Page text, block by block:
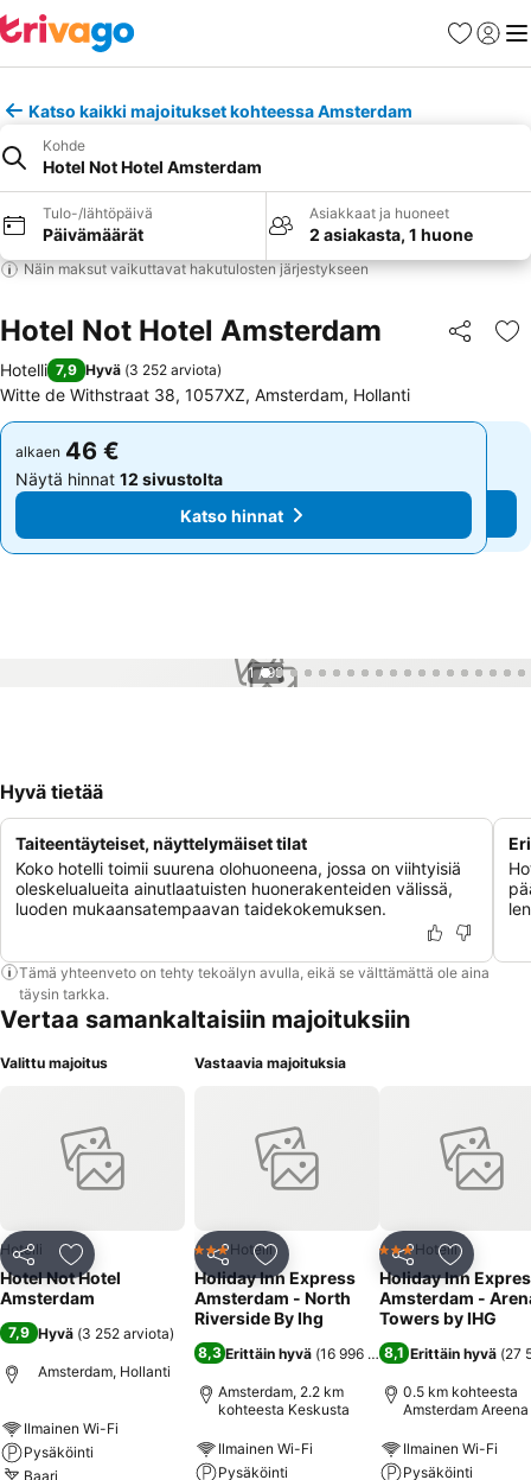
Suosikit
Katso kaikki majoitukset kohteessa Amsterdam
Kohde
Hotel Not Hotel Amsterdam
Tulo-/lähtöpäivä
Päivämäärät
Asiakkaat ja huoneet
2 asiakasta, 1 huone
Näin maksut vaikuttavat hakutulosten järjestykseen
Hotel Not Hotel Amsterdam Jaa
Hotelli 7,9 Hyvä (3 252 arviota)
Witte de Withstraat 38, 1057XZ, Amsterdam, Hollanti
alkaen 46 €
Näytä hinnat 12 sivustolta
Katso hinnat
alkaen 46 €
Näytä hinnat 12 sivustolta
Katso hinnat
1 / 99
Hyvä tietää
Taiteentäyteiset, näyttelymäiset tilat
Koko hotelli toimii suurena olohuoneena, jossa on viihtyisiä
oleskelualueita ainutlaatuisten huonerakenteiden välissä,
luoden mukaansatempaavan taidekokemuksen.
Tämä yhteenveto on tehty tekoälyn avulla, eikä se välttämättä ole aina
täysin tarkka.
Vertaa samankaltaisiin majoituksiin
Valittu majoitus
Jaa Lisää suosikkeihin
Hotelli
Hotel Not Hotel
Amsterdam
7,9 Hyvä (3 252 arviota)
Amsterdam, Hollanti
Ilmainen Wi-Fi
Pysäköinti
Baari
Vastaavia majoituksia
Jaa Lisää suosikkeihin
3 Tähtiluokitus
Hotelli
Holiday Inn Express
Amsterdam - North
Riverside By Ihg
8,3 Erittäin hyvä (16 996 arviota)
Amsterdam, 2.2 km
kohteesta Keskusta
Ilmainen Wi-Fi
Pysäköinti
Jaa Lisää
3 Tähtiluokitus
Hotelli
Holiday Inn
Amsterdam -
Towers by IHG
8,1 Erittäin hyvä (27
0.5 km kohteesta
Amsterdam Areena
Ilmainen Wi-Fi
Pysäköinti